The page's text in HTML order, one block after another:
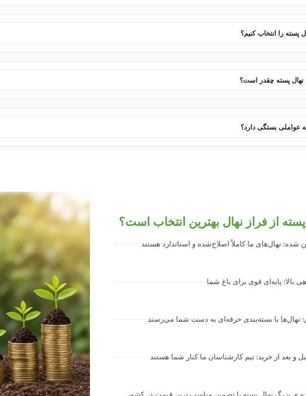
پسته را انتخاب کنیم؟
پسته چقدر است؟
عواملی بستگی دارد؟
از فراز نهال بهترین انتخاب است؟
شده: نهال‌های ما کاملاً اصلاح‌شده و استاندارد هستند
بالا: پایه‌ای قوی برای باغ شما
نهال‌ها با بسته‌بندی حرفه‌ای به دست شما می‌رسند
بعد از خرید: تیم کارشناسان ما کنار شما هستند